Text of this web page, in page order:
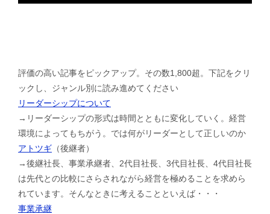
評価の高い記事をピックアップ。その数1,800超。下記をクリ
ックし、ジャンル別に読み進めてください
リーダーシップについて
→リーダーシップの形式は時間とともに変化していく。経営
環境によってもちがう。では何がリーダーとして正しいのか
アトツギ （後継者）
→後継社長、事業承継者、2代目社長、3代目社長、4代目社長
は先代との比較にさらされながら経営を極めることを求めら
れています。そんなときに考えることといえば・・・
事業承継